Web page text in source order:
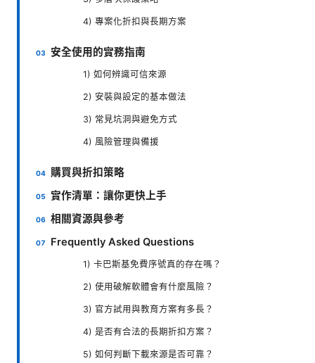
4) 專案化折扣與長期方案
安全使用的實務指南
1) 如何辨識可信來源
2) 安裝與設定的基本做法
3) 常見坑洞與避免方式
4) 風險管理與備援
購買與折扣策略
實作清單：讓你更快上手
相關資源與參考
Frequently Asked Questions
1) 卡巴斯基免費序號真的存在嗎？
2) 使用破解軟體會有什麼風險？
3) 官方試用與教育方案有多長？
4) 是否有合法的長期折扣方案？
5) 如何判斷下載來源是否可靠？